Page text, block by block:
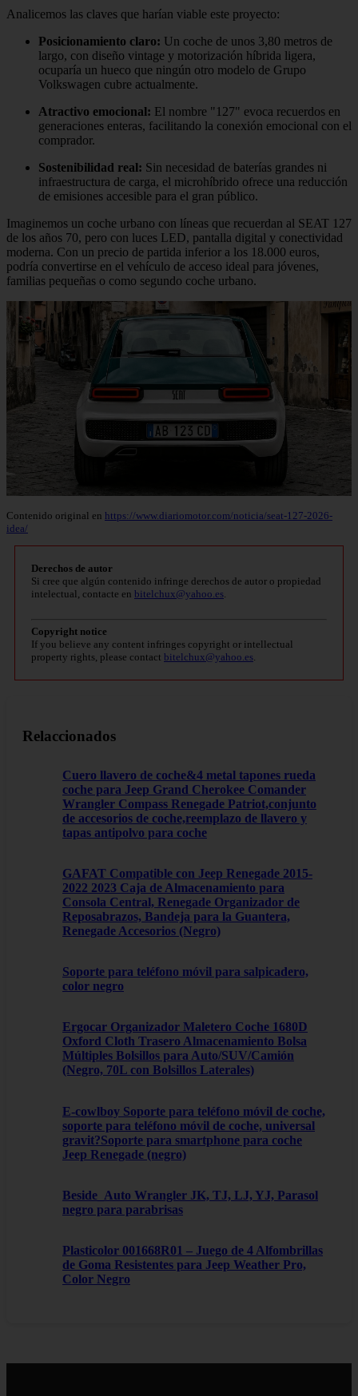
Analicemos las claves que harían viable este proyecto:
Posicionamiento claro: Un coche de unos 3,80 metros de
largo, con diseño vintage y motorización híbrida ligera,
ocuparía un hueco que ningún otro modelo de Grupo
Volkswagen cubre actualmente.
Atractivo emocional: El nombre "127" evoca recuerdos en
generaciones enteras, facilitando la conexión emocional con el
comprador.
Sostenibilidad real: Sin necesidad de baterías grandes ni
infraestructura de carga, el microhíbrido ofrece una reducción
de emisiones accesible para el gran público.
Imaginemos un coche urbano con líneas que recuerdan al SEAT 127
de los años 70, pero con luces LED, pantalla digital y conectividad
moderna. Con un precio de partida inferior a los 18.000 euros,
podría convertirse en el vehículo de acceso ideal para jóvenes,
familias pequeñas o como segundo coche urbano.
Contenido original en https://www.diariomotor.com/noticia/seat-127-2026-
idea/
Derechos de autor
Si cree que algún contenido infringe derechos de autor o propiedad
intelectual, contacte en bitelchux@yahoo.es.
Copyright notice
If you believe any content infringes copyright or intellectual
property rights, please contact bitelchux@yahoo.es.
Relaccionados
Cuero llavero de coche&4 metal tapones rueda
coche para Jeep Grand Cherokee Comander
Wrangler Compass Renegade Patriot,conjunto
de accesorios de coche,reemplazo de llavero y
tapas antipolvo para coche
GAFAT Compatible con Jeep Renegade 2015-
2022 2023 Caja de Almacenamiento para
Consola Central, Renegade Organizador de
Reposabrazos, Bandeja para la Guantera,
Renegade Accesorios (Negro)
Soporte para teléfono móvil para salpicadero,
color negro
Ergocar Organizador Maletero Coche 1680D
Oxford Cloth Trasero Almacenamiento Bolsa
Múltiples Bolsillos para Auto/SUV/Camión
(Negro, 70L con Bolsillos Laterales)
E-cowlboy Soporte para teléfono móvil de coche,
soporte para teléfono móvil de coche, universal
gravit?Soporte para smartphone para coche
Jeep Renegade (negro)
Beside_Auto Wrangler JK, TJ, LJ, YJ, Parasol
negro para parabrisas
Plasticolor 001668R01 – Juego de 4 Alfombrillas
de Goma Resistentes para Jeep Weather Pro,
Color Negro